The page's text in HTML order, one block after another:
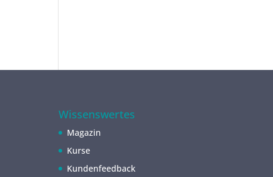
Wissenswertes
Magazin
Kurse
Kundenfeedback